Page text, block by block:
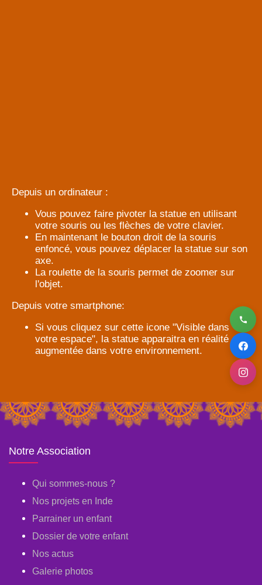
Depuis un ordinateur :
Vous pouvez faire pivoter la statue en utilisant
votre souris ou les flèches de votre clavier.
En maintenant le bouton droit de la souris
enfoncé, vous pouvez déplacer la statue sur son
axe.
La roulette de la souris permet de zoomer sur
l'objet.
Depuis votre smartphone:
Si vous cliquez sur cette icone "Visible dans
votre espace", la statue apparaitra en réalité
augmentée dans votre environnement.
Notre Association
Qui sommes-nous ?
Nos projets en Inde
Parrainer un enfant
Dossier de votre enfant
Nos actus
Galerie photos